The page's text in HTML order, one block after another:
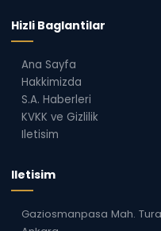
Hizli Baglantilar
Ana Sayfa
Hakkimizda
S.A. Haberleri
KVKK ve Gizlilik
Iletisim
Iletisim
Gaziosmanpasa Mah.